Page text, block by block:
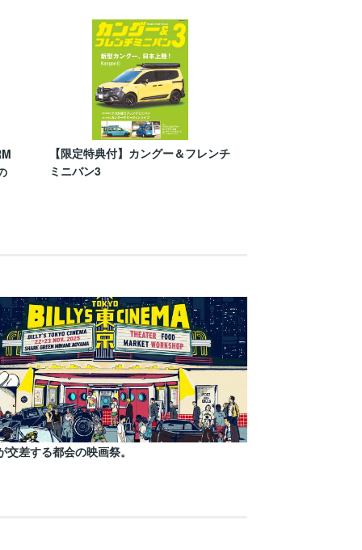
【限定特典付】カングー＆フレンチ
ミニバン3
交差する都会の映画祭。